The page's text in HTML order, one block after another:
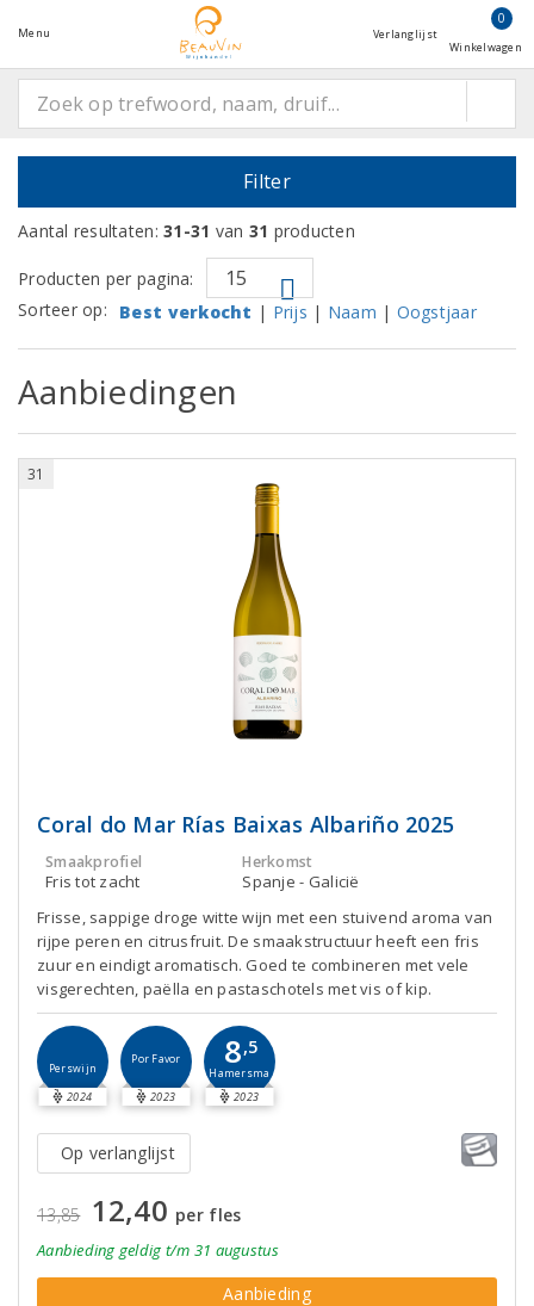
Menu Verlanglijst
0
Winkelwagen
Filter
Aantal resultaten: 31-31 van 31 producten
Producten per pagina:
Sorteer op:
Best verkocht | Prijs | Naam | Oogstjaar
Aanbiedingen
31
Coral do Mar Rías Baixas Albariño 2025
Smaakprofiel
Fris tot zacht
Herkomst
Spanje - Galicië
Frisse, sappige droge witte wijn met een stuivend aroma van
rijpe peren en citrusfruit. De smaakstructuur heeft een fris
zuur en eindigt aromatisch. Goed te combineren met vele
visgerechten, paëlla en pastaschotels met vis of kip.
Perswijn
2024
Por Favor
2023
8,5
Hamersma
2023
Op verlanglijst
13,85 12,40 per fles
Aanbieding geldig t/m 31 augustus
Aanbieding